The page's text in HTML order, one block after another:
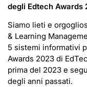
degli Edtech Awards
Siamo lieti e
& Learning
5 sistemi informativi
Awards 2023 di
prima del 2023 e
degli anni passati.